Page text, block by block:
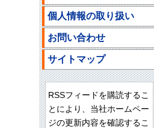
個人情報の取り扱い
お問い合わせ
サイトマップ
RSSフィードを購読するこ
とにより、当社ホームペー
ジの更新内容を確認するこ